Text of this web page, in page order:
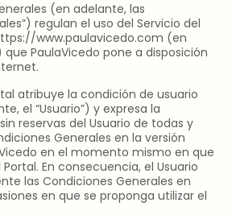
(en adelante, las
regulan el uso del Servicio del
www.paulavicedo.com (en
que PaulaVicedo pone a disposición
atribuye la condición de usuario
el “Usuario”) y expresa la
reservas del Usuario de todas y
Generales en la versión
en el momento mismo en que
En consecuencia, el Usuario
las Condiciones Generales en
en que se proponga utilizar el